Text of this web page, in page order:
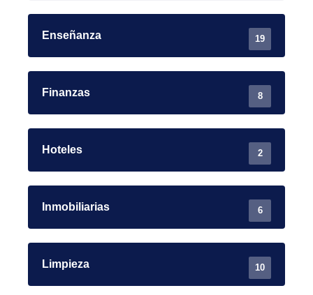
Enseñanza 19
Finanzas 8
Hoteles 2
Inmobiliarias 6
Limpieza 10